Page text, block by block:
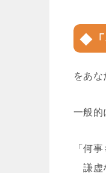
◆「
をあな
一般的
「何
謙虚